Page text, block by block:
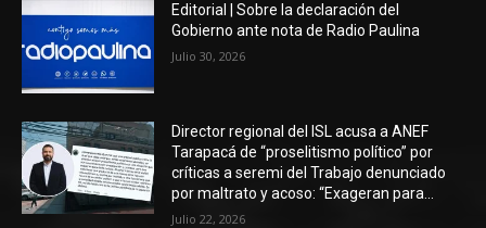
Editorial | Sobre la declaración del
Gobierno ante nota de Radio Paulina
Julio 30, 2026
Director regional del ISL acusa a ANEF
Tarapacá de “proselitismo político” por
críticas a seremi del Trabajo denunciado
por maltrato y acoso: “Exageran para...
Julio 22, 2026